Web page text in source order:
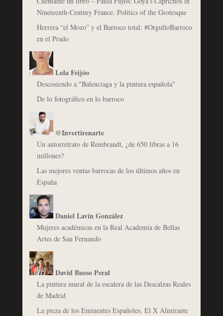
Nineteenth-Century France. Politics of the Grotesque
Herrera “el Mozo” y el Barroco total: #OrgulloBarroco
en el Prado
Lola Feijóo
Descosiendo a "Balenciaga y la pintura española"
De lo fotográfico en lo barroco
@Invertirenarte
Un autorretrato de Rembrandt, ¿de 650 libras a 16
millones?
Las mejores ventas barrocas de los últimos años en
España
Daniel Lavín González
Mujeres académicas en la Real Academia de Bellas
Artes de San Fernando
David Bueso Peral
La pintura mural de la escalera de las Descalzas Reales
de Madrid
La pieza de los Eminentes Españoles. El X Almirante